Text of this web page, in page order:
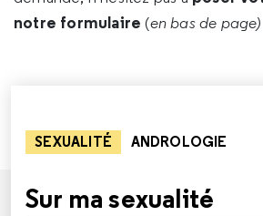
notre formulaire (en bas de page)
SEXUALITÉ ANDROLOGIE
Sur ma sexualité